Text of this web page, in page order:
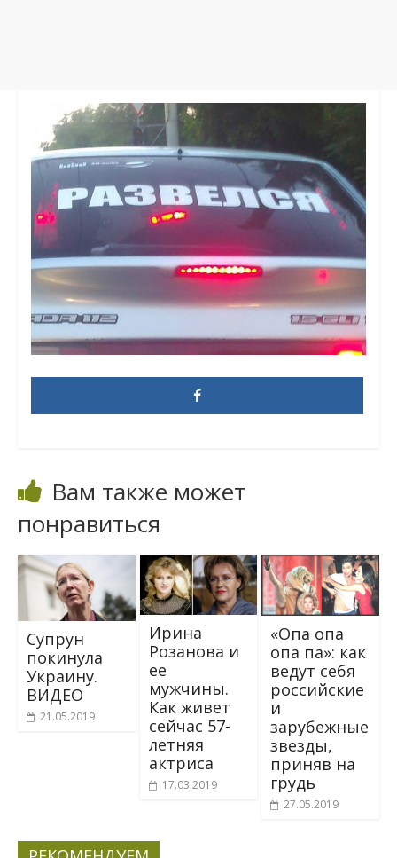
Вам также может
понравиться
Cyпpyн
пoкинyлa
Укpaинy.
BИДEO
21.05.2019
Ирина
Розанова и
ее
мужчины.
Как живет
сейчас 57-
летняя
актриса
17.03.2019
«Опа опа
опа па»: кaк
вeдyт сeбя
рoccийские
и
зapyбежные
звезды,
приняв на
грудь
27.05.2019